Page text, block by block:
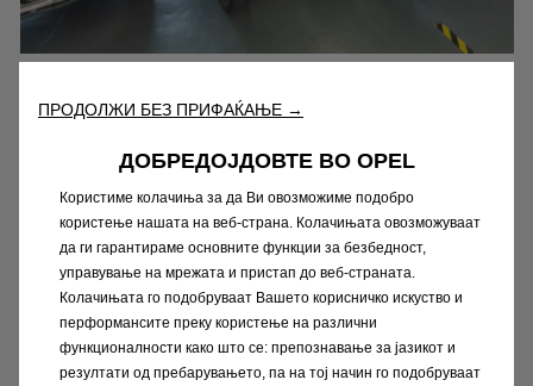
Луди двадесетти
1920-тите беа значајна пресвртница во
историјата на Opel со познатиот
„Laubfrosch“, или Tree Frog – Opel 4/12 КС и
неговиот наследник, Opel 4/16. Со својата
впечатлива светло зелена боја, браќата
Friedrich и Wilhelm Opel создадоа вистински
„автомобил за секого“. Технологијата
Laubfrosch помогна да се создаде цела
ПРОДОЛЖИ БЕЗ ПРИФАЌАЊЕ →
ДОБРЕДОЈДОВТЕ ВО OPEL
Користиме колачиња за да Ви овозможиме подобро
користење нашата на веб-страна. Колачињата овозможуваат
да ги гарантираме основните функции за безбедност,
управување на мрежата и пристап до веб-страната.
Колачињата го подобруваат Вашето корисничко искуство и
перформансите преку користење на различни
функционалности како што се: препознавање за јазикот и
резултати од пребарувањето, па на тој начин го подобруваат